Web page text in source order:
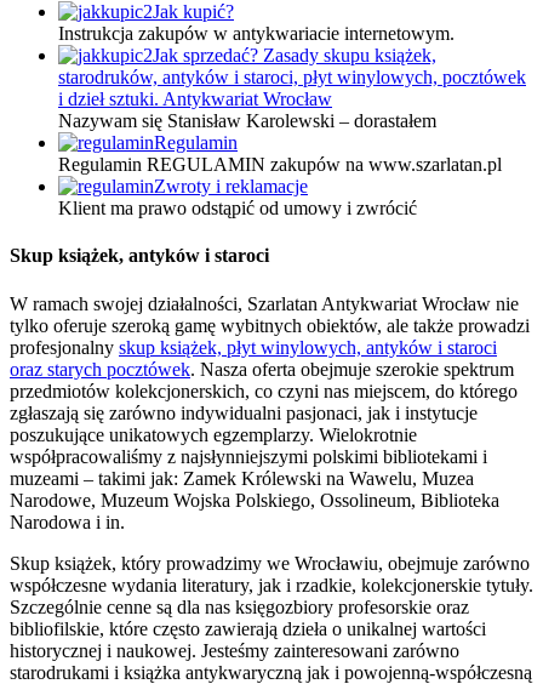
Jak kupić?
Instrukcja zakupów w antykwariacie internetowym.
Jak sprzedać? Zasady skupu książek,
starodruków, antyków i staroci, płyt winylowych, pocztówek
i dzieł sztuki. Antykwariat Wrocław
Nazywam się Stanisław Karolewski – dorastałem
Regulamin
Regulamin REGULAMIN zakupów na www.szarlatan.pl
Zwroty i reklamacje
Klient ma prawo odstąpić od umowy i zwrócić
Skup książek, antyków i staroci
W ramach swojej działalności, Szarlatan Antykwariat Wrocław nie
tylko oferuje szeroką gamę wybitnych obiektów, ale także prowadzi
profesjonalny skup książek, płyt winylowych, antyków i staroci
oraz starych pocztówek. Nasza oferta obejmuje szerokie spektrum
przedmiotów kolekcjonerskich, co czyni nas miejscem, do którego
zgłaszają się zarówno indywidualni pasjonaci, jak i instytucje
poszukujące unikatowych egzemplarzy. Wielokrotnie
współpracowaliśmy z najsłynniejszymi polskimi bibliotekami i
muzeami – takimi jak: Zamek Królewski na Wawelu, Muzea
Narodowe, Muzeum Wojska Polskiego, Ossolineum, Biblioteka
Narodowa i in.
Skup książek, który prowadzimy we Wrocławiu, obejmuje zarówno
współczesne wydania literatury, jak i rzadkie, kolekcjonerskie tytuły.
Szczególnie cenne są dla nas księgozbiory profesorskie oraz
bibliofilskie, które często zawierają dzieła o unikalnej wartości
historycznej i naukowej. Jesteśmy zainteresowani zarówno
starodrukami i książka antykwaryczną jak i powojenną-współczesną